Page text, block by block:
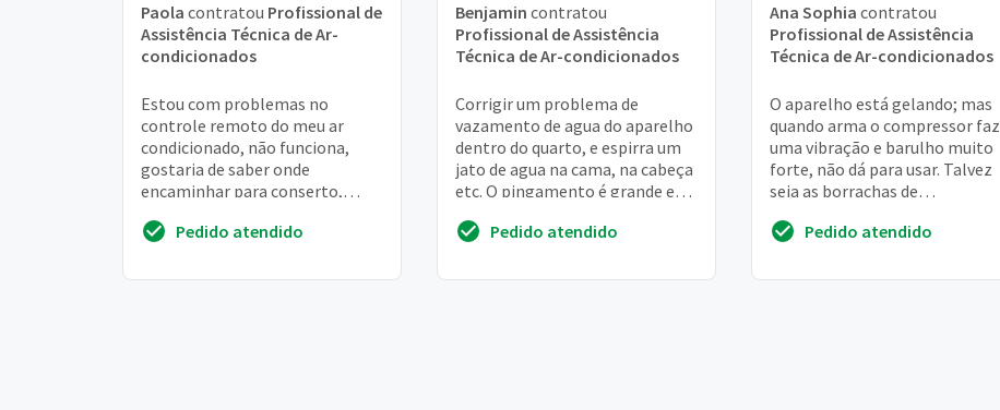
Paola contratou Profissional de
Assistência Técnica de Ar-
condicionados
Estou com problemas no
controle remoto do meu ar
condicionado, não funciona,
gostaria de saber onde
encaminhar para conserto,
são pauloPedido atendido
Benjamin contratou
Profissional de Assistência
Técnica de Ar-condicionados
Corrigir um problema de
vazamento de agua do aparelho
dentro do quarto, e espirra um
jato de agua na cama, na cabeça
etc. O pingamento é grande e
Pedido atendido
Ana Sophia contratou
Profissional de Assistência
Técnica de Ar-condicionados
O aparelho está gelando; mas
quando arma o compressor faz
uma vibração e barulho muito
forte, não dá para usar. Talvez
seja as borrachas de
Pedido atendido